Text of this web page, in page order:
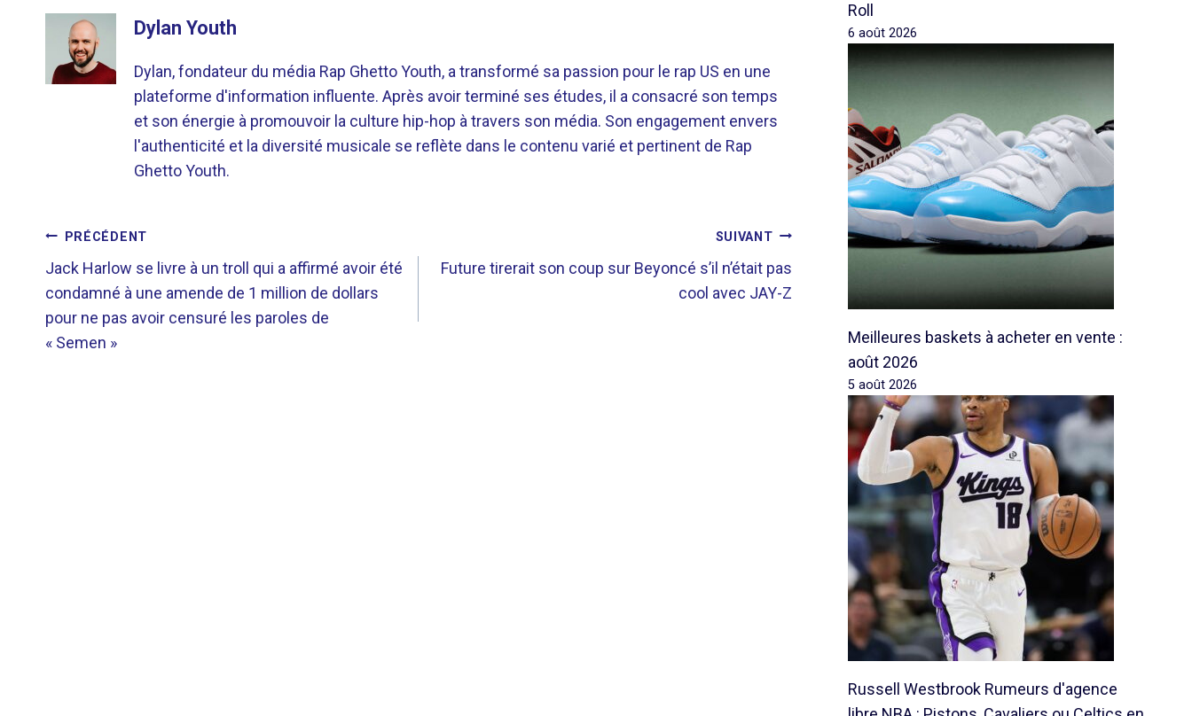
Dylan Youth
Dylan, fondateur du média Rap Ghetto Youth, a transformé sa passion pour le rap US en une
plateforme d'information influente. Après avoir terminé ses études, il a consacré son temps
et son énergie à promouvoir la culture hip-hop à travers son média. Son engagement envers
l'authenticité et la diversité musicale se reflète dans le contenu varié et pertinent de Rap
Ghetto Youth.
NAVIGATION
DE
L’ARTICLE
PRÉCÉDENT
Jack Harlow se livre à un troll qui a affirmé avoir été
condamné à une amende de 1 million de dollars
pour ne pas avoir censuré les paroles de
« Semen »
SUIVANT
Future tirerait son coup sur Beyoncé s’il n’était pas
cool avec JAY-Z
Roll
6 août 2026
Meilleures baskets à acheter en vente :
août 2026
5 août 2026
Russell Westbrook Rumeurs d'agence